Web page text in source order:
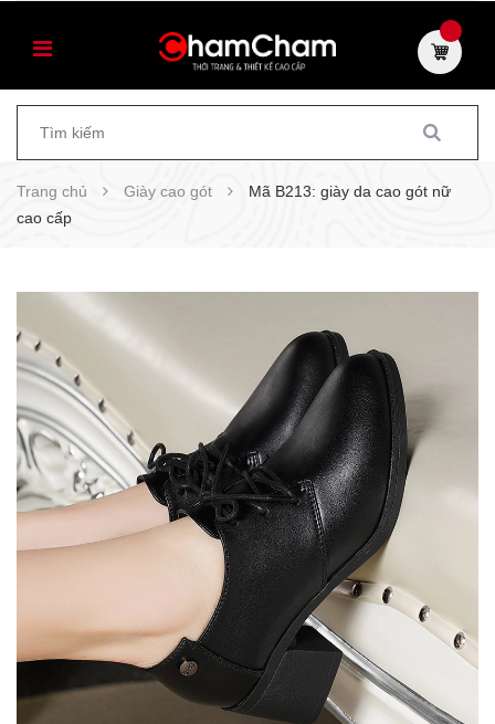
Trang chủ Giày cao gót
Mã B213: giày da cao gót nữ
cao cấp